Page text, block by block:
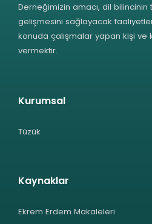
Derneğimizin amacı, dil
gelişmesini sağlayacak
konuda çalışmalar yapan kişi ve
vermektir.
Kurumsal
Tüzük
Kaynaklar
Ekrem Erdem Makaleleri